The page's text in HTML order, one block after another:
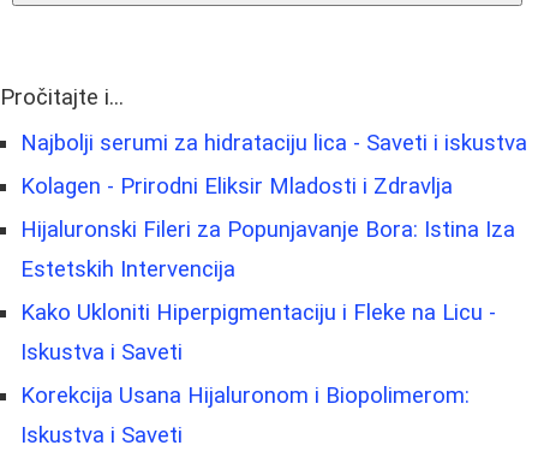
Pročitajte i...
Najbolji serumi za hidrataciju lica - Saveti i iskustva
Kolagen - Prirodni Eliksir Mladosti i Zdravlja
Hijaluronski Fileri za Popunjavanje Bora: Istina Iza
Estetskih Intervencija
Kako Ukloniti Hiperpigmentaciju i Fleke na Licu -
Iskustva i Saveti
Korekcija Usana Hijaluronom i Biopolimerom:
Iskustva i Saveti